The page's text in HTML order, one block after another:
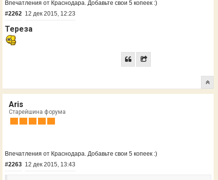
Впечатления от Краснодара. Добавьте свои 5 копеек :)
#2262 12 дек 2015, 12:23
Тереза
Aris
Старейшина форума
Впечатления от Краснодара. Добавьте свои 5 копеек :)
#2263 12 дек 2015, 13:43